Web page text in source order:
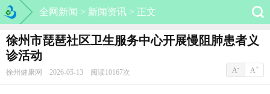
全网新闻 > 新闻资讯 > 正文
徐州市琵琶社区卫生服务中心开展慢阻肺患者义
诊活动
徐州健康网 2026-05-13 阅读10167次 A- A+